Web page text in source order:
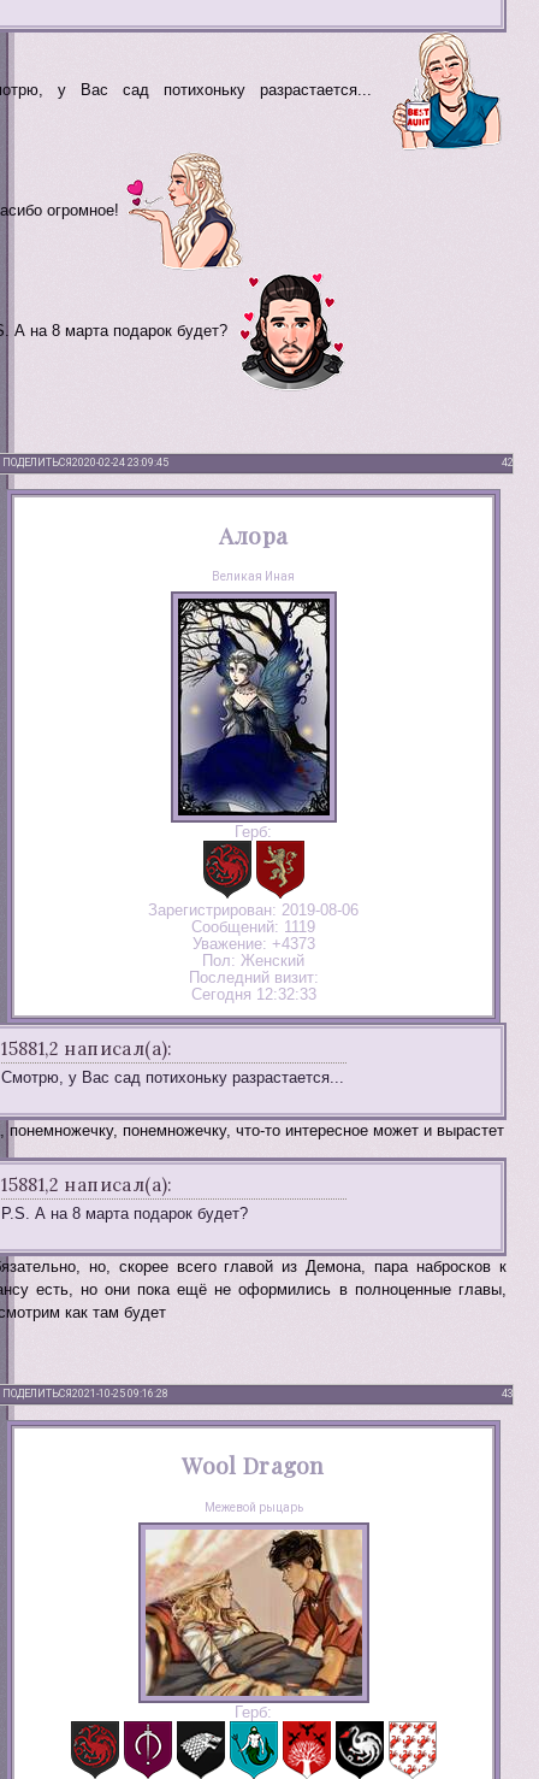
у Вас сад потихоньку разрастается...
огромное!
А на 8 марта подарок будет?
ПОДЕЛИТЬСЯ 42
2020-02-24 23:09:45
Алора
Великая Иная
Герб:
Зарегистрирован: 2019-08-06
Сообщений: 1119
Уважение: +4373
Пол: Женский
Последний визит:
Сегодня 12:32:33
15881,2 написал(а):
Смотрю, у Вас сад потихоньку разрастается...
понемножечку, понемножечку, что-то интересное может и вырастет
15881,2 написал(а):
P.S. А на 8 марта подарок будет?
но, скорее всего главой из Демона, пара набросков к
есть, но они пока ещё не оформились в полноценные главы,
как там будет
ПОДЕЛИТЬСЯ 43
2021-10-25 09:16:28
Wool Dragon
Межевой рыцарь
Герб: